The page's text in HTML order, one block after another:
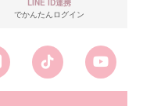
LINE ID連携
でかんたんログイン